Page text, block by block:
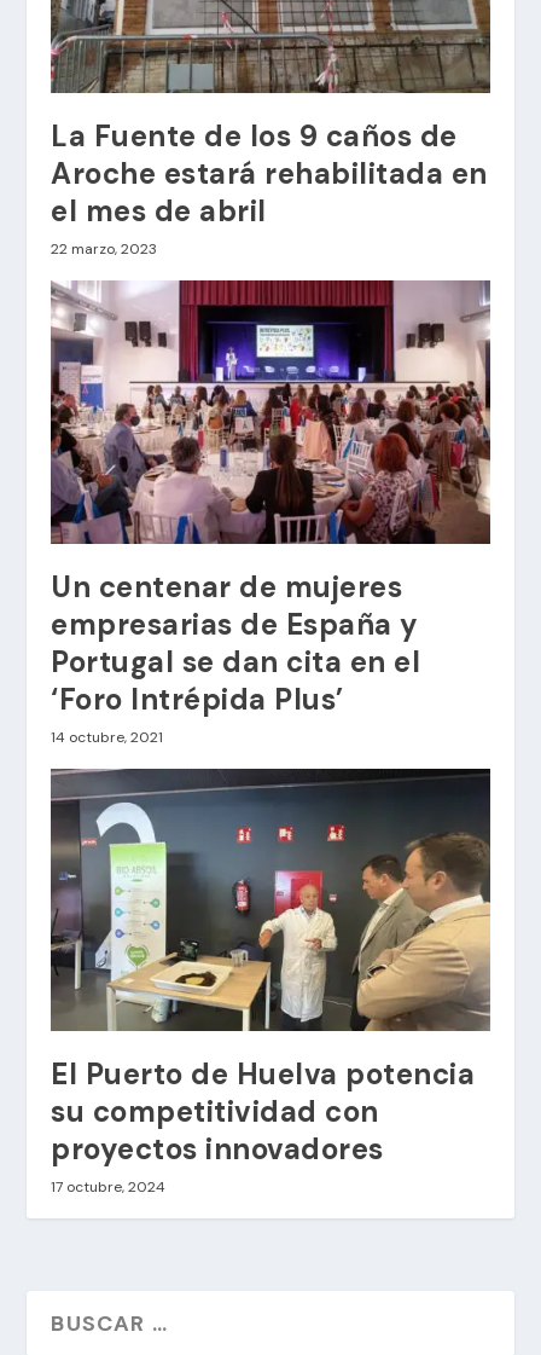
La Fuente de los 9 caños de
Aroche estará rehabilitada en
el mes de abril
22 marzo, 2023
Un centenar de mujeres
empresarias de España y
Portugal se dan cita en el
‘Foro Intrépida Plus’
14 octubre, 2021
El Puerto de Huelva potencia
su competitividad con
proyectos innovadores
17 octubre, 2024